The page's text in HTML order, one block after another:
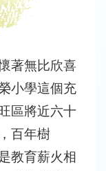
著無比欣喜
小學這個充
區將近六十
百年樹
教育薪火相